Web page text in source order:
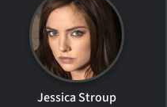
Jessica Stroup